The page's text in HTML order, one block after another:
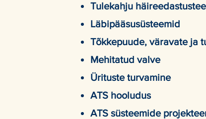
Tulekahju
Läbipääsusüsteemid
Tõkkepuude, väravate ja
Mehitatud valve
Ürituste turvamine
ATS hooludus
ATS süsteemide